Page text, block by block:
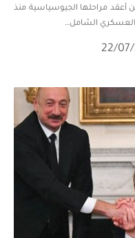
مراحلها الجيوسياسية منذ
العسكري الشامل…
22/